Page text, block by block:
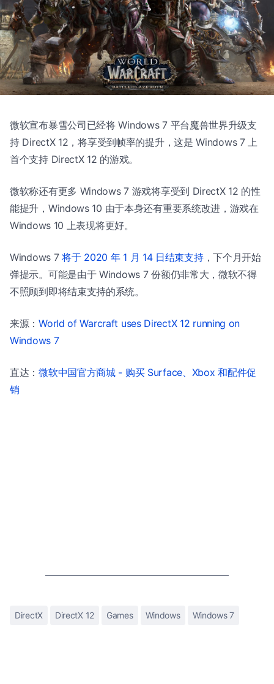
微软宣布暴雪公司已经将 Windows 7 平台魔兽世界升级支
持 DirectX 12，将享受到帧率的提升，这是 Windows 7 上
首个支持 DirectX 12 的游戏。
微软称还有更多 Windows 7 游戏将享受到 DirectX 12 的性
能提升，Windows 10 由于本身还有重要系统改进，游戏在
Windows 10 上表现将更好。
Windows 7将于 2020 年 1 月 14 日结束支持，下个月开始
弹提示。可能是由于 Windows 7 份额仍非常大，微软不得
不照顾到即将结束支持的系统。
来源：World of Warcraft uses DirectX 12 running on
Windows 7
直达：微软中国官方商城 - 购买 Surface、Xbox 和配件促
销
DirectX DirectX 12 Games Windows Windows 7